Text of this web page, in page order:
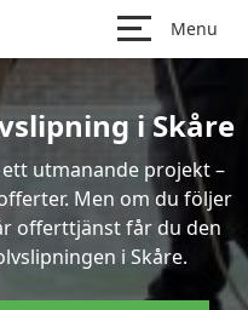
Menu
i Skåre
utmanande projekt –
Men om du följer
offerttjänst får du den
i Skåre.